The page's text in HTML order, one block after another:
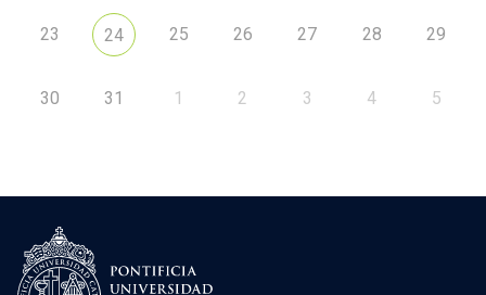
23 24 25 26 27 28 29
30 31 1 2 3 4 5